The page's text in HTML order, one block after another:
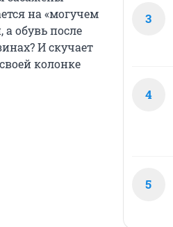
на «могучем
обувь после
И скучает
колонке
3
4
5